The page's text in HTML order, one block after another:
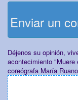
Enviar un
Déjenos su opinión,
acontecimiento
coreógrafa María